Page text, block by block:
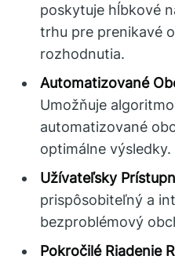
poskytuje hĺbkové
trhu pre prenikavé
rozhodnutia.
Automatizované
Umožňuje
automatizované
optimálne výsledky.
Užívateľsky
prispôsobiteľný a
bezproblémový
Pokročilé Riadenie